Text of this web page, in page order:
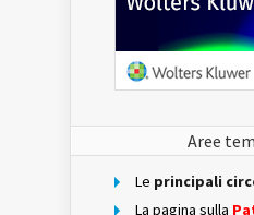
Aree
Le principali
La pagina sulla